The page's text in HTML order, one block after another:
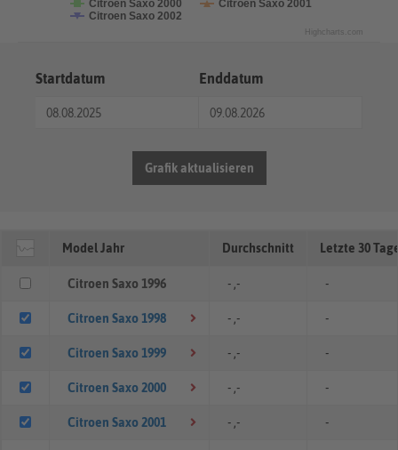
Citroen Saxo 2000
Citroen Saxo 2001
Citroen Saxo 2002
Highcharts.com
Startdatum Enddatum
Grafik aktualisieren
Model Jahr Durchschnitt Letzte 30
Citroen Saxo 1996 - ,- -
Citroen Saxo 1998 - ,- -
Citroen Saxo 1999 - ,- -
Citroen Saxo 2000 - ,- -
Citroen Saxo 2001 - ,- -